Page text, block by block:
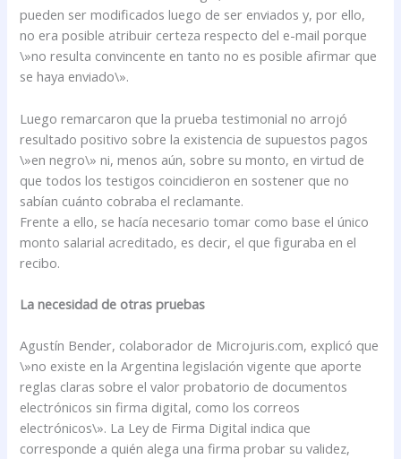
pueden ser modificados luego de ser enviados y, por ello,
no era posible atribuir certeza respecto del e-mail porque
\»no resulta convincente en tanto no es posible afirmar que
se haya enviado\».
Luego remarcaron que la prueba testimonial no arrojó
resultado positivo sobre la existencia de supuestos pagos
\»en negro\» ni, menos aún, sobre su monto, en virtud de
que todos los testigos coincidieron en sostener que no
sabían cuánto cobraba el reclamante.
Frente a ello, se hacía necesario tomar como base el único
monto salarial acreditado, es decir, el que figuraba en el
recibo.
La necesidad de otras pruebas
Agustín Bender, colaborador de Microjuris.com, explicó que
\»no existe en la Argentina legislación vigente que aporte
reglas claras sobre el valor probatorio de documentos
electrónicos sin firma digital, como los correos
electrónicos\». La Ley de Firma Digital indica que
corresponde a quién alega una firma probar su validez,